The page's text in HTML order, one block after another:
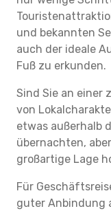
und bekannten
auch der ideale
Fuß zu erkunden.
Sind Sie an einer
von
etwas außerhalb
übernachten,
großartige Lage
Für
guter Anbindung